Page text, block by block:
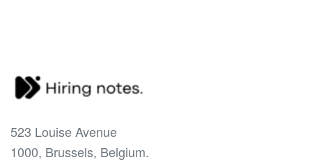
523 Louise Avenue
1000, Brussels, Belgium.